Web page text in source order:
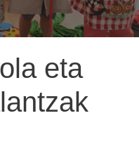
eta